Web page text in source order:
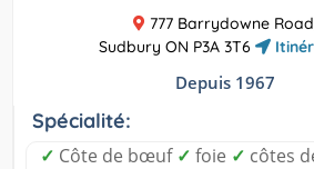
777 Barrydowne
Sudbury ON P3A 3T6
Depuis 1967
Spécialité:
✓ Côte de bœuf ✓ foie ✓ côtes